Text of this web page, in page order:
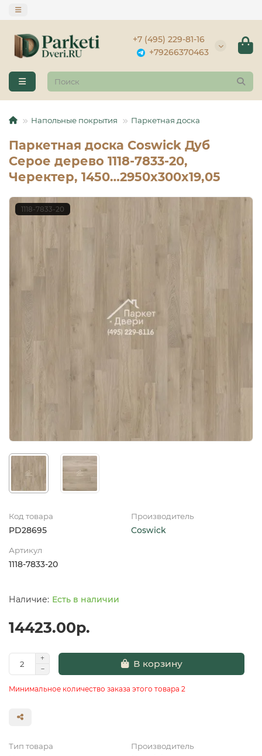
+7 (495) 229-81-16
+79266370463
Напольные покрытия Паркетная доска
Паркетная доска Coswick Дуб
Серое дерево 1118-7833-20,
Черектер, 1450…2950x300x19,05
1118-7833-20
Код товара
PD28695
Производитель
Coswick
Артикул
1118-7833-20
Есть в наличии
14423.00р.
В корзину
Минимальное количество заказа этого товара 2
Тип товара Производитель